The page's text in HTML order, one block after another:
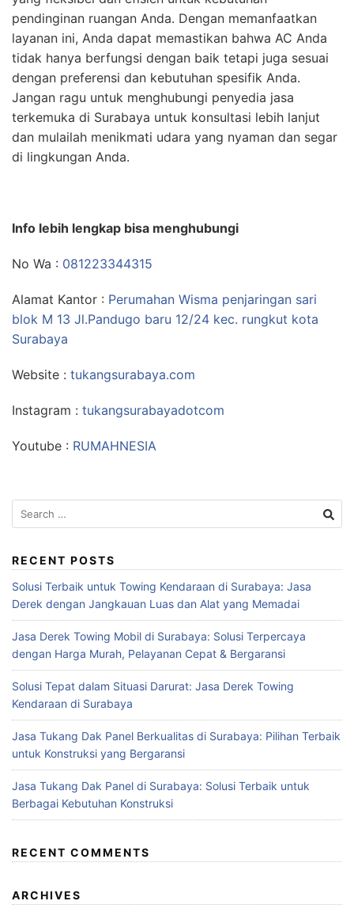
pendinginan ruangan Anda. Dengan memanfaatkan
layanan ini, Anda dapat memastikan bahwa AC Anda
tidak hanya berfungsi dengan baik tetapi juga sesuai
dengan preferensi dan kebutuhan spesifik Anda.
Jangan ragu untuk menghubungi penyedia jasa
terkemuka di Surabaya untuk konsultasi lebih lanjut
dan mulailah menikmati udara yang nyaman dan segar
di lingkungan Anda.
Info lebih lengkap bisa menghubungi
No Wa : 081223344315
Alamat Kantor : Perumahan Wisma penjaringan sari
blok M 13 Jl.Pandugo baru 12/24 kec. rungkut kota
Surabaya
Website : tukangsurabaya.com
Instagram : tukangsurabayadotcom
Youtube : RUMAHNESIA
Search
for:
RECENT POSTS
Solusi Terbaik untuk Towing Kendaraan di Surabaya: Jasa
Derek dengan Jangkauan Luas dan Alat yang Memadai
Jasa Derek Towing Mobil di Surabaya: Solusi Terpercaya
dengan Harga Murah, Pelayanan Cepat & Bergaransi
Solusi Tepat dalam Situasi Darurat: Jasa Derek Towing
Kendaraan di Surabaya
Jasa Tukang Dak Panel Berkualitas di Surabaya: Pilihan Terbaik
untuk Konstruksi yang Bergaransi
Jasa Tukang Dak Panel di Surabaya: Solusi Terbaik untuk
Berbagai Kebutuhan Konstruksi
RECENT COMMENTS
ARCHIVES